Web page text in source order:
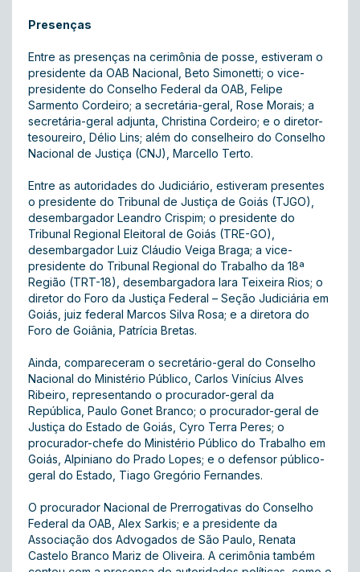
Presenças
Entre as presenças na cerimônia de posse, estiveram o
presidente da OAB Nacional, Beto Simonetti; o vice-
presidente do Conselho Federal da OAB, Felipe
Sarmento Cordeiro; a secretária-geral, Rose Morais; a
secretária-geral adjunta, Christina Cordeiro; e o diretor-
tesoureiro, Délio Lins; além do conselheiro do Conselho
Nacional de Justiça (CNJ), Marcello Terto.
Entre as autoridades do Judiciário, estiveram presentes
o presidente do Tribunal de Justiça de Goiás (TJGO),
desembargador Leandro Crispim; o presidente do
Tribunal Regional Eleitoral de Goiás (TRE-GO),
desembargador Luiz Cláudio Veiga Braga; a vice-
presidente do Tribunal Regional do Trabalho da 18ª
Região (TRT-18), desembargadora Iara Teixeira Rios; o
diretor do Foro da Justiça Federal – Seção Judiciária em
Goiás, juiz federal Marcos Silva Rosa; e a diretora do
Foro de Goiânia, Patrícia Bretas.
Ainda, compareceram o secretário-geral do Conselho
Nacional do Ministério Público, Carlos Vinícius Alves
Ribeiro, representando o procurador-geral da
República, Paulo Gonet Branco; o procurador-geral de
Justiça do Estado de Goiás, Cyro Terra Peres; o
procurador-chefe do Ministério Público do Trabalho em
Goiás, Alpiniano do Prado Lopes; e o defensor público-
geral do Estado, Tiago Gregório Fernandes.
O procurador Nacional de Prerrogativas do Conselho
Federal da OAB, Alex Sarkis; e a presidente da
Associação dos Advogados de São Paulo, Renata
Castelo Branco Mariz de Oliveira. A cerimônia também